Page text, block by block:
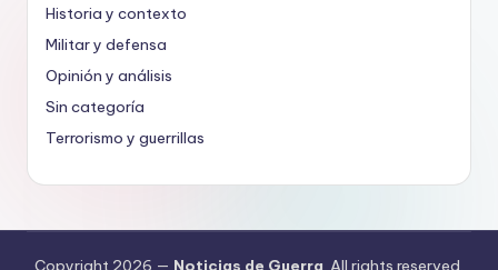
Historia y contexto
Militar y defensa
Opinión y análisis
Sin categoría
Terrorismo y guerrillas
Copyright 2026 — Noticias de Guerra . All rights reserved.